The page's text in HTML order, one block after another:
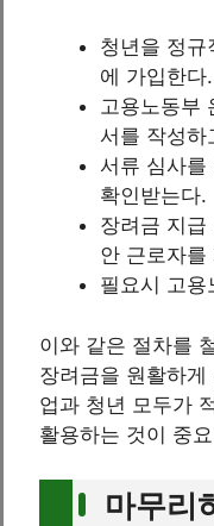
청년을 정규
에 가입한다.
고용노동부
서를 작성하
서류 심사를
확인받는다.
장려금 지
안 근로자를
필요시 고용
이와 같은 절차를
장려금을 원활하
업과 청년 모두가
활용하는 것이 중
마무리